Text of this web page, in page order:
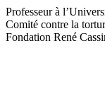
Professeur à
Comité contre la
Fondation René